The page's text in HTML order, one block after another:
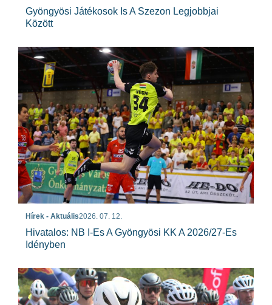
Gyöngyösi Játékosok Is A Szezon Legjobbjai
Között
Hírek - Aktuális2026. 07. 12.
Hivatalos: NB I-Es A Gyöngyösi KK A 2026/27-Es
Idényben